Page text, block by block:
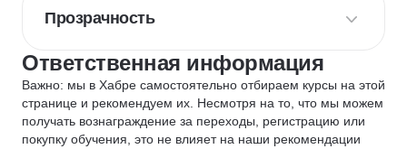
Прозрачность
Ответственная информация
Важно: мы в Хабре самостоятельно отбираем курсы на этой
странице и рекомендуем их. Несмотря на то, что мы можем
получать вознаграждение за переходы, регистрацию или
покупку обучения, это не влияет на наши рекомендации